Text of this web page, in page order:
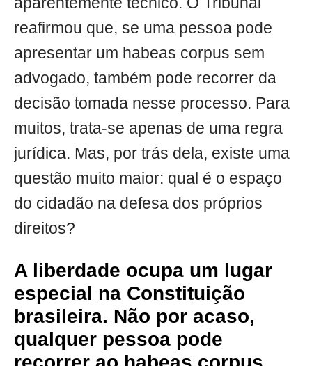
reafirmou que, se uma pessoa pode
apresentar um habeas corpus sem
advogado, também pode recorrer da
decisão tomada nesse processo. Para
muitos, trata-se apenas de uma regra
jurídica. Mas, por trás dela, existe uma
questão muito maior: qual é o espaço
do cidadão na defesa dos próprios
direitos?
A liberdade ocupa um lugar
especial na Constituição
brasileira. Não por acaso,
qualquer pessoa pode